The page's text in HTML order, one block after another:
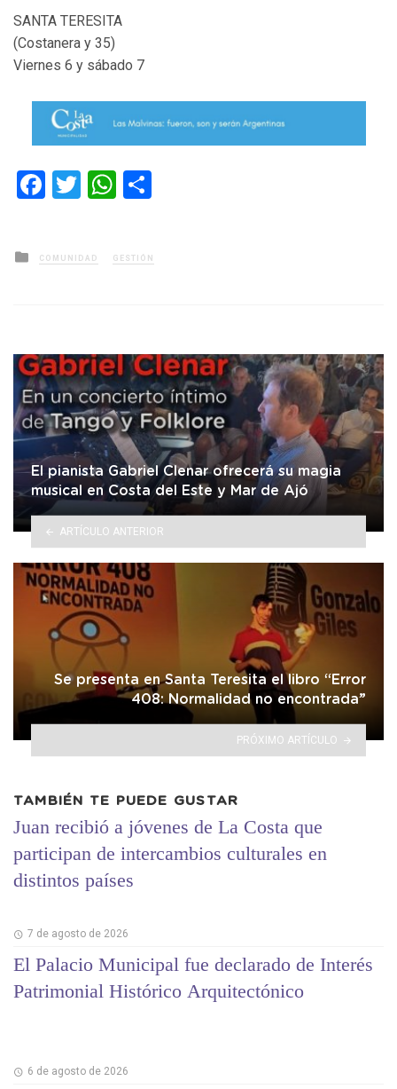
SANTA TERESITA
(Costanera y 35)
Viernes 6 y sábado 7
Facebook
TwitterWhatsApp
Posted
in
COMUNIDAD GESTIÓN
El pianista Gabriel Clenar ofrecerá su magia
musical en Costa del Este y Mar de Ajó
ARTÍCULO ANTERIOR
Se presenta en Santa Teresita el libro “Error
408: Normalidad no encontrada”
PRÓXIMO ARTÍCULO
TAMBIÉN TE PUEDE GUSTAR
Juan recibió a jóvenes de La Costa que
participan de intercambios culturales en
distintos países
7 de agosto de 2026
El Palacio Municipal fue declarado de Interés
Patrimonial Histórico Arquitectónico
6 de agosto de 2026